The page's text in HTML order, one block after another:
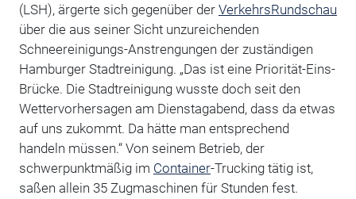
(LSH), ärgerte sich gegenüber der VerkehrsRundschau
über die aus seiner Sicht unzureichenden
Schneereinigungs-Anstrengungen der zuständigen
Hamburger Stadtreinigung. „Das ist eine Priorität-Eins-
Brücke. Die Stadtreinigung wusste doch seit den
Wettervorhersagen am Dienstagabend, dass da etwas
auf uns zukommt. Da hätte man entsprechend
handeln müssen.“ Von seinem Betrieb, der
schwerpunktmäßig im Container-Trucking tätig ist,
saßen allein 35 Zugmaschinen für Stunden fest.